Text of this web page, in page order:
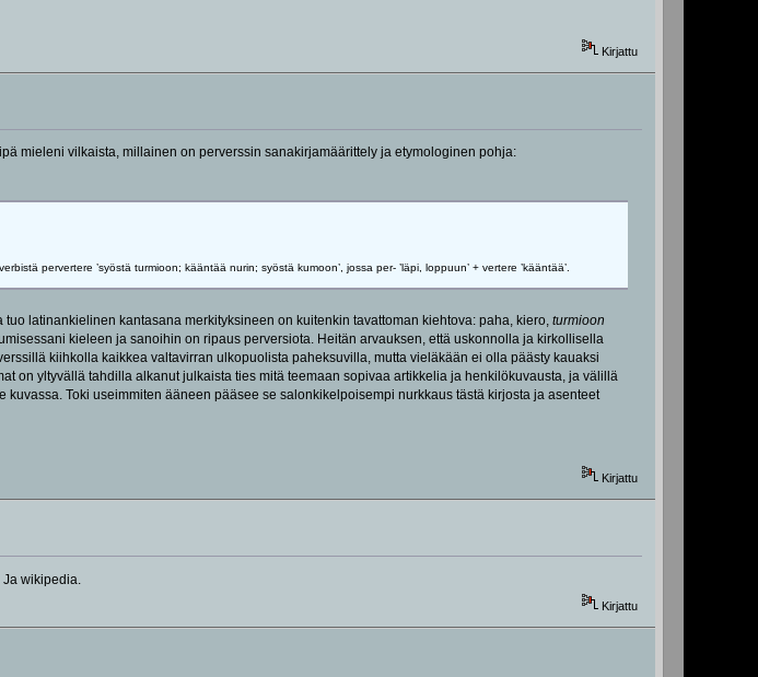
Kirjattu
mieleni vilkaista, millainen on perverssin sanakirjamäärittely ja etymologinen pohja:
pervertere ’syöstä turmioon; kääntää nurin; syöstä kumoon’, jossa per- ’läpi, loppuun’ + vertere ’kääntää’.
latinankielinen kantasana merkityksineen on kuitenkin tavattoman kiehtova: paha, kiero,turmioon
kieleen ja sanoihin on ripaus perversiota. Heitän arvauksen, että uskonnolla ja kirkollisella
kiihkolla kaikkea valtavirran ulkopuolista paheksuvilla, mutta vieläkään ei olla päästy kauaksi
on yltyvällä tahdilla alkanut julkaista ties mitä teemaan sopivaa artikkelia ja henkilökuvausta, ja välillä
Toki useimmiten ääneen pääsee se salonkikelpoisempi nurkkaus tästä kirjosta ja asenteet
Kirjattu
wikipedia.
Kirjattu